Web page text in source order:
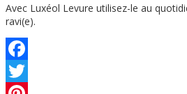
Avec Luxéol Levure utilisez-le au
ravi(e).
Facebook